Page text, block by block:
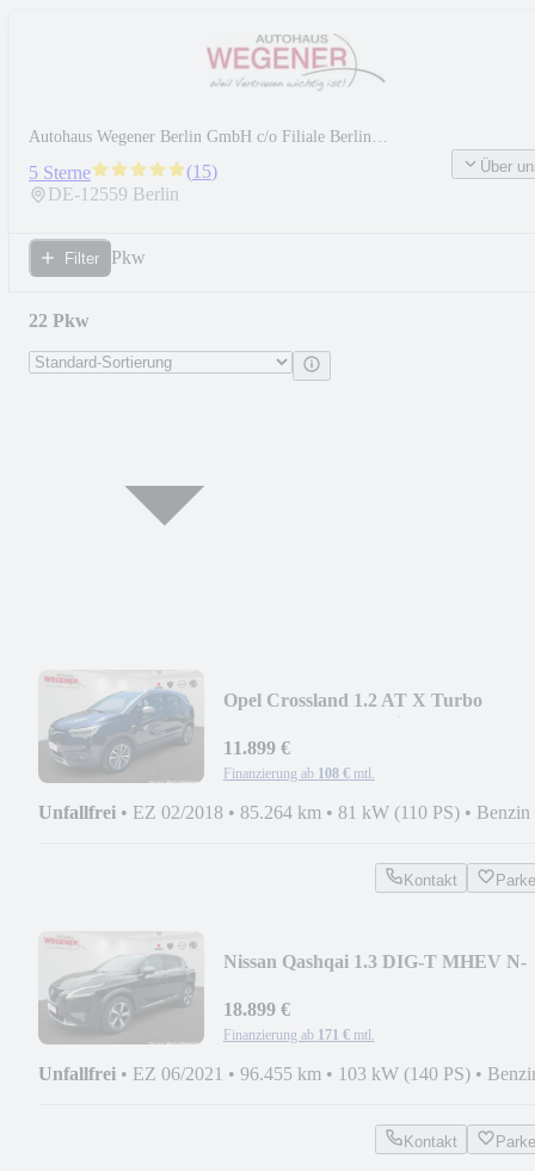
Autohaus Wegener Berlin GmbH c/o Filiale Berlin
5 Sterne (15)
DE-12559 Berlin
Über
Filter Pkw
22 Pkw
Opel Crossland 1.2 AT X Turbo
11.899 €
Finanzierung ab 108 € mtl.
Unfallfrei • EZ 02/2018 • 85.264 km • 81 kW (110 PS) • Benzin
Kontakt
Nissan Qashqai 1.3 DIG-T MHEV N-
18.899 €
Finanzierung ab 171 € mtl.
Unfallfrei • EZ 06/2021 • 96.455 km • 103 kW (140 PS) •
Kontakt